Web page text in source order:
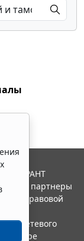
ГАРАНТ
и ее партнеры
правовой
сетевого
в сфере